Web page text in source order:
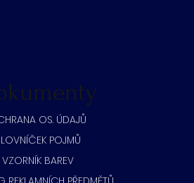
OS. ÚDAJŮ
POJMŮ
​VZORNÍK BAREV